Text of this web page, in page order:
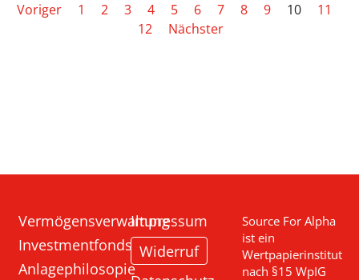
Voriger 1 2 3 4 5 6 7 8 9 10
11
12
Nächster
Vermögensverwaltung
Investmentfonds
Anlagephilosopie
Impressum
Widerruf
Source For Alpha
ist ein
Wertpapierinstitut
nach §15 WpIG